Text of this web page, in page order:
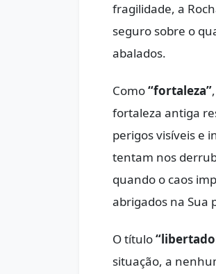
fragilidade, a
seguro sobre o
abalados.
Como“fortaleza”
fortaleza antiga
perigos visíveis e
tentam nos
quando o caos
abrigados na Sua
O título
situação, a